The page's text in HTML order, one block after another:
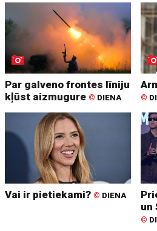
Par galveno frontes līniju
kļūst aizmugure © DIENA ©
Vai ir pietiekami? © DIENA
un
©